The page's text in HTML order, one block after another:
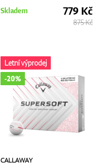
Skladem 779 Kč
875 Kč
CALLAWAY
Letní výprodej
-20%